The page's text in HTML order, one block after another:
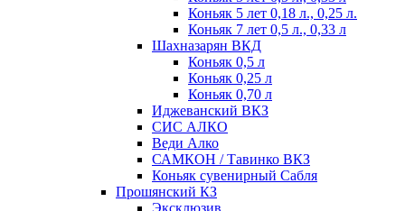
Коньяк 5 лет 0,18 л., 0,25 л.
Коньяк 7 лет 0,5 л., 0,33 л
Шахназарян ВКД
Коньяк 0,5 л
Коньяк 0,25 л
Коньяк 0,70 л
Иджеванский ВКЗ
СИС АЛКО
Веди Алко
САМКОН / Тавинко ВКЗ
Коньяк сувенирный Сабля
Прошянский КЗ
Эксклюзив